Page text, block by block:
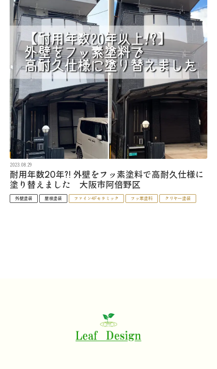
2023.08.29
耐用年数20年?! 外壁をフッ素塗料で高耐久仕様に
塗り替えました 大阪市阿倍野区
外壁塗装 屋根塗装 ファイン4Fセラミック フッ素塗料 クリヤー塗装